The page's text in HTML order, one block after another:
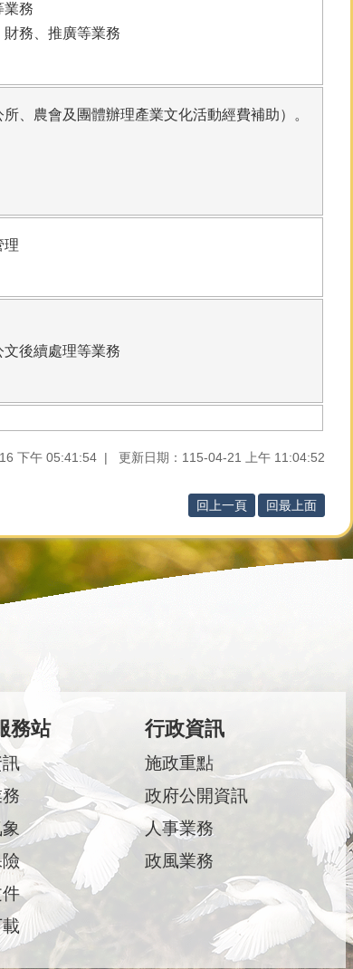
業務
務、推廣等業務
、農會及團體辦理產業文化活動經費補助）。
理
後續處理等業務
下午 05:41:54 更新日期：115-04-21 上午 11:04:52
回上一頁 回最上面
務站 行政資訊
施政重點
政府公開資訊
人事業務
政風業務